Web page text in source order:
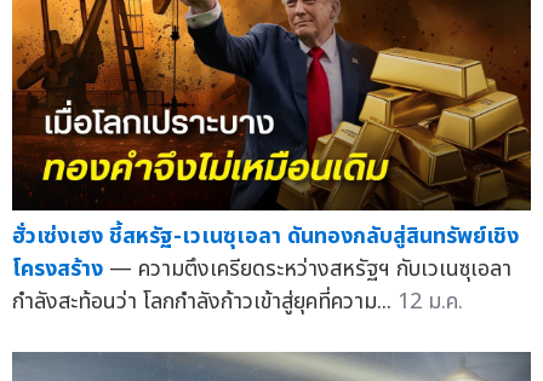
ฮั่วเซ่งเฮง ชี้สหรัฐ-เวเนซุเอลา ดันทองกลับสู่สินทรัพย์เชิง
โครงสร้าง — ความตึงเครียดระหว่างสหรัฐฯ กับเวเนซุเอลา
กำลังสะท้อนว่า โลกกำลังก้าวเข้าสู่ยุคที่ความ... 12 ม.ค.